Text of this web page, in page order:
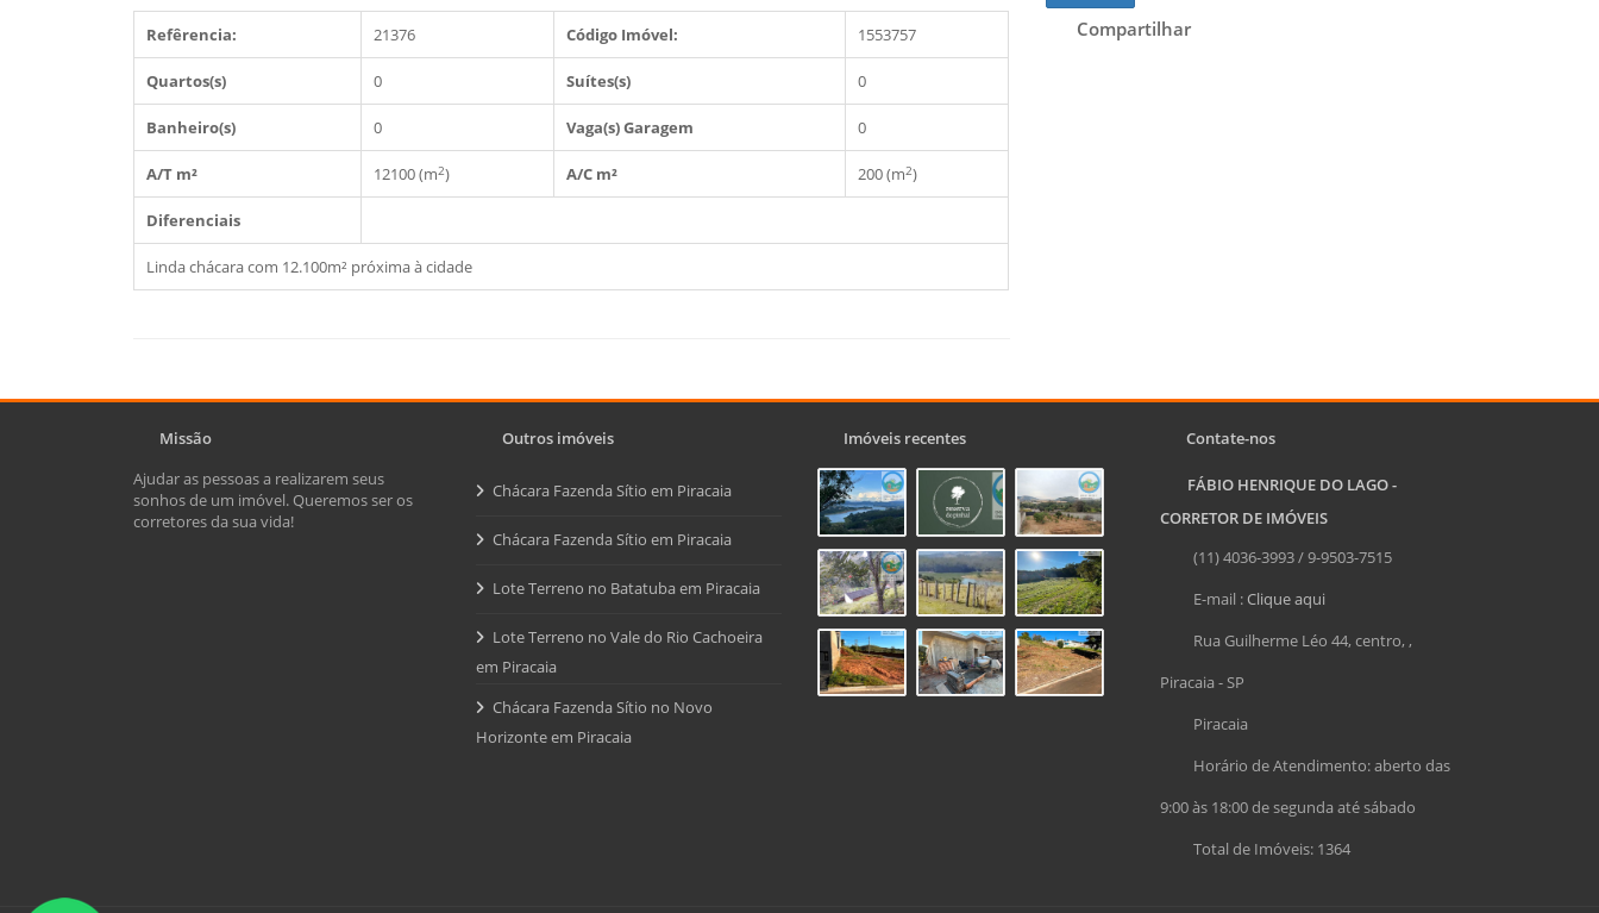
Refêrencia: 21376 Código Imóvel: 1553757
Quartos(s) 0 Suítes(s) 0
Banheiro(s) 0 Vaga(s) Garagem 0
A/T m² 12100 (m2) A/C m² 200 (m2)
Diferenciais
Linda chácara com 12.100m² próxima à cidade
Compartilhar
Missão
Ajudar as pessoas a realizarem seus
sonhos de um imóvel. Queremos ser os
corretores da sua vida!
Outros imóveis
Chácara Fazenda Sítio em Piracaia
Chácara Fazenda Sítio em Piracaia
Lote Terreno no Batatuba em Piracaia
Lote Terreno no Vale do Rio Cachoeira
em Piracaia
Chácara Fazenda Sítio no Novo
Horizonte em Piracaia
Imóveis recentes Contate-nos
FÁBIO HENRIQUE DO LAGO -
CORRETOR DE IMÓVEIS
(11) 4036-3993 / 9-9503-7515
E-mail :Clique aqui
Rua Guilherme Léo 44, centro, ,
Piracaia - SP
Piracaia
Horário de Atendimento: aberto das
9:00 às 18:00 de segunda até sábado
Total de Imóveis: 1364